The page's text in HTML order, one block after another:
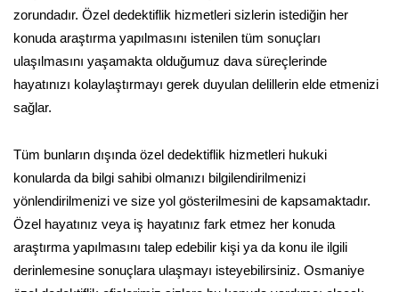
zorundadır. Özel dedektiflik hizmetleri sizlerin istediğin her
konuda araştırma yapılmasını istenilen tüm sonuçları
ulaşılmasını yaşamakta olduğumuz dava süreçlerinde
hayatınızı kolaylaştırmayı gerek duyulan delillerin elde etmenizi
sağlar.
Tüm bunların dışında özel dedektiflik hizmetleri hukuki
konularda da bilgi sahibi olmanızı bilgilendirilmenizi
yönlendirilmenizi ve size yol gösterilmesini de kapsamaktadır.
Özel hayatınız veya iş hayatınız fark etmez her konuda
araştırma yapılmasını talep edebilir kişi ya da konu ile ilgili
derinlemesine sonuçlara ulaşmayı isteyebilirsiniz. Osmaniye